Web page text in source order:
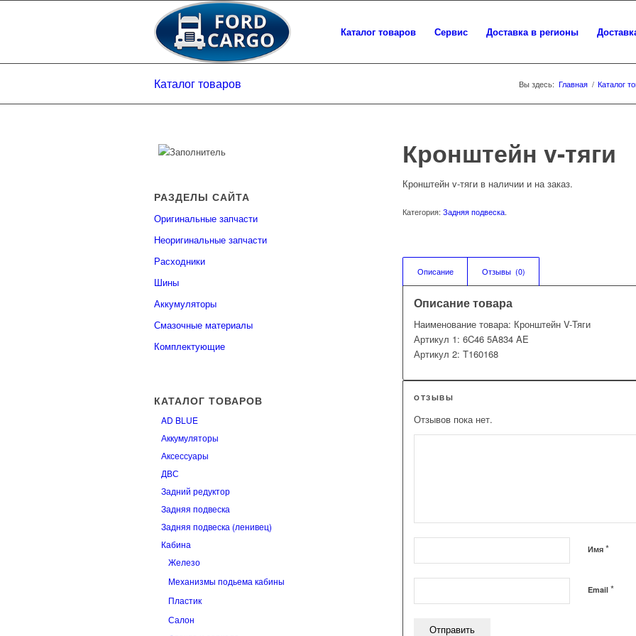
Каталог товаров Сервис Доставка в регионы
Каталог товаров Вы здесь: Главная / Каталог
РАЗДЕЛЫ САЙТА
Оригинальные запчасти
Неоригинальные запчасти
Расходники
Шины
Аккумуляторы
Смазочные материалы
Комплектующие
КАТАЛОГ ТОВАРОВ
AD BLUE
Аккумуляторы
Аксессуары
ДВС
Задний редуктор
Задняя подвеска
Задняя подвеска (ленивец)
Кабина
Железо
Механизмы подьема кабины
Пластик
Салон
Кронштейн v-тяги
Кронштейн v-тяги в наличии и на заказ.
Категория:Задняя подвеска.
Описание Отзывы  (0)
Описание товара
Наименование товара: Кронштейн V-Тяги
Артикул 1: 6C46 5A834 AE
Артикул 2: T160168
ОТЗЫВЫ
Отзывов пока нет.
Имя*
Email*